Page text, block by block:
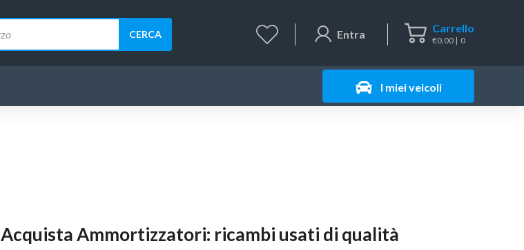
Carrello
€0,00 0
Entra
CERCA
I miei veicoli
Acquista Ammortizzatori: ricambi usati di qualità